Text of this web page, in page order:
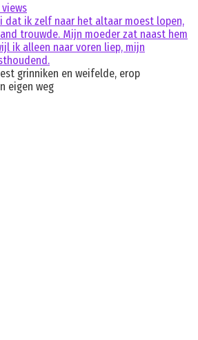
views
dat ik zelf naar het altaar moest lopen,
trouwde. Mijn moeder zat naast hem
ik alleen naar voren liep, mijn
grinniken en weifelde, erop
eigen weg